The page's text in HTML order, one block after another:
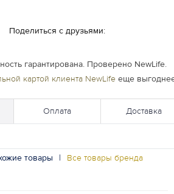
Поделиться с друзьями:
гарантирована. Проверено NewLife.
картой клиента NewLifeеще
Оплата Доставка
товары | Все товары бренда